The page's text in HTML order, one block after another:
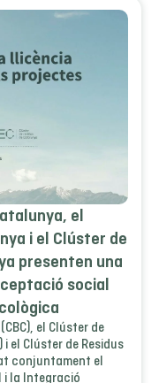
el
i el Clúster de
presenten una
social
el Clúster de
i el Clúster de Residus
conjuntament el
i la Integració